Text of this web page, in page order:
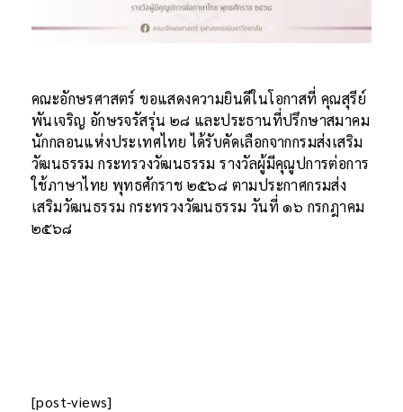
คณะอักษรศาสตร์ ขอแสดงความยินดีในโอกาสที่ คุณสุรีย์
พันเจริญ อักษรจรัสรุ่น ๒๘ และประธานที่ปรึกษาสมาคม
นักกลอนแห่งประเทศไทย ได้รับคัดเลือกจากกรมส่งเสริม
วัฒนธรรม กระทรวงวัฒนธรรม รางวัลผู้มีคุณูปการต่อการ
ใช้ภาษาไทย พุทธศักราช ๒๕๖๘ ตามประกาศกรมส่ง
เสริมวัฒนธรรม กระทรวงวัฒนธรรม วันที่ ๑๖ กรกฎาคม
๒๕๖๘
[post-views]